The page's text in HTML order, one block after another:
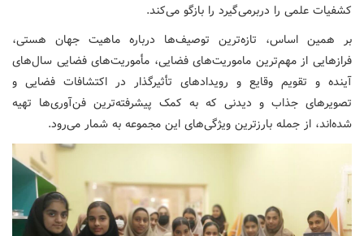
کشفیات علمی را دربرمی‌گیرد را بازگو می‌کند.
بر همین اساس، تازه‌ترین توصیف‌ها درباره ماهیت جهان هستی،
فرازهایی از مهم‌ترین ماموریت‌های فضایی، مأموریت‌های فضایی سال‌های
آینده و تقویم وقایع و رویدادهای تأثیرگذار در اکتشافات فضایی و
تصویرهای جذاب و دیدنی که به کمک پیشرفته‌ترین فن‌آوری‌ها تهیه
شده‌اند، از جمله بارزترین ویژگی‌های این مجموعه به شمار می‌رود.